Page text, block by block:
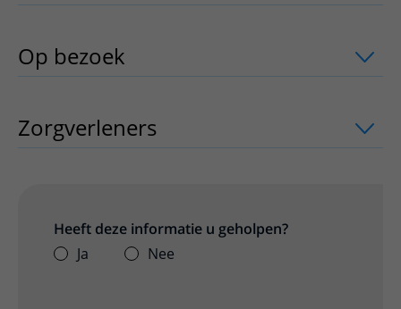
Op bezoek uitklapper, klik om te
Zorgverleners uitklapper, klik om te
Heeft deze informatie u geholpen?
Ja
Nee